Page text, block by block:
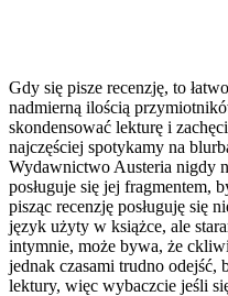
Gdy się pisze recenzję, to
nadmierną ilością
skondensować lekturę i
najczęściej spotykamy na
Wydawnictwo Austeria nigdy
posługuje się jej fragmentem,
pisząc recenzję posługuję się
język użyty w książce, ale
intymnie, może bywa, że
jednak czasami trudno odejść,
lektury, więc wybaczcie jeśli